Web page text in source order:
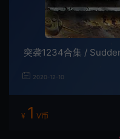
突袭1234合集 /
2020-12-10
¥ 1 V币